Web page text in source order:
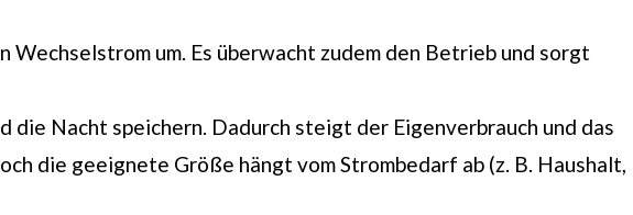
um. Es überwacht zudem den Betrieb und sorgt
die Nacht speichern. Dadurch steigt der Eigenverbrauch und das
die geeignete Größe hängt vom Strombedarf ab (z. B. Haushalt,